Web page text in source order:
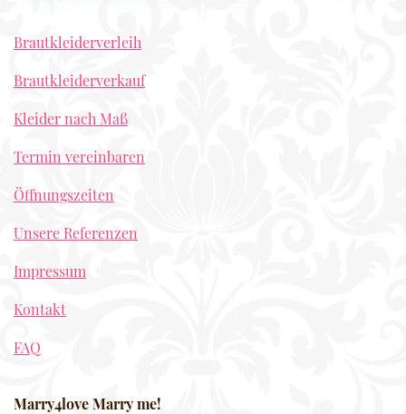
Brautkleiderverleih
Brautkleiderverkauf
Kleider nach Maß
Termin vereinbaren
Öffnungszeiten
Unsere Referenzen
Impressum
Kontakt
FAQ
Marry4love Marry me!